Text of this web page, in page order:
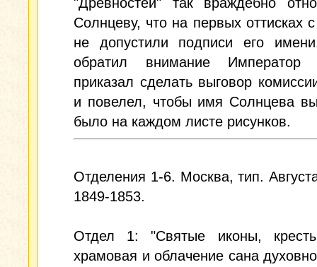
Солнцеву, что на первых оттисках
не допустили подписи его
обратил внимание Император
приказал сделать выговор
и повелел, чтобы имя Солнцева
было на каждом листе рисунков.
Отделения 1-6. Москва, тип.
1849-1853.
Отдел 1: "Святые иконы,
храмовая и облачение сана